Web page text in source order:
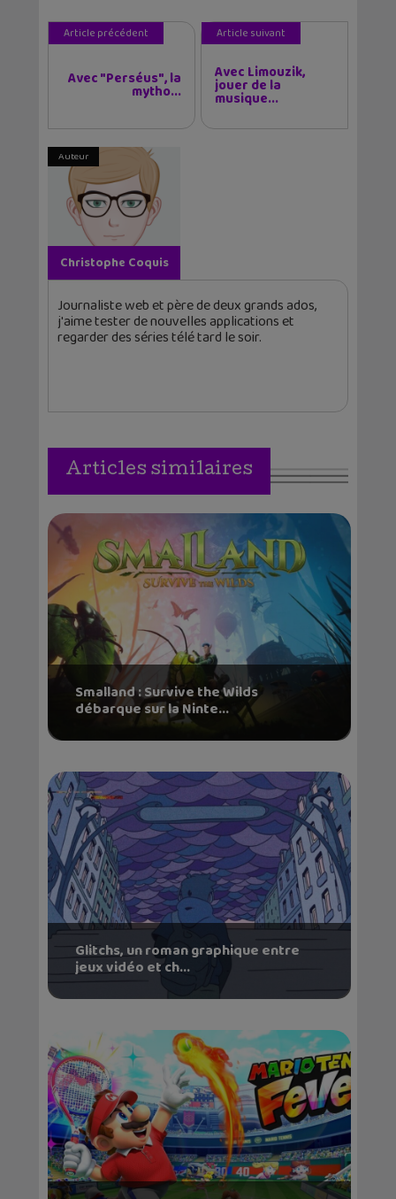
Article précédent
Avec "Perséus", la
mytho...
Article suivant
Avec Limouzik,
jouer de la
musique...
Auteur
Christophe Coquis
Journaliste web et père de deux grands ados,
j'aime tester de nouvelles applications et
regarder des séries télé tard le soir.
Articles similaires
Smalland : Survive the Wilds
débarque sur la Ninte...
Glitchs, un roman graphique entre
jeux vidéo et ch...